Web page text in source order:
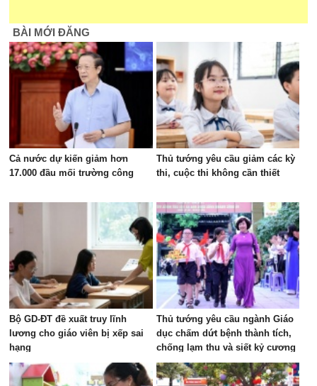
BÀI MỚI ĐĂNG
Cả nước dự kiến giảm hơn
17.000 đầu mối trường công
Thủ tướng yêu cầu giảm các kỳ
thi, cuộc thi không cần thiết
Bộ GD-ĐT đề xuất truy lĩnh
lương cho giáo viên bị xếp sai
hạng
Thủ tướng yêu cầu ngành Giáo
dục chấm dứt bệnh thành tích,
chống lạm thu và siết kỷ cương
trường học